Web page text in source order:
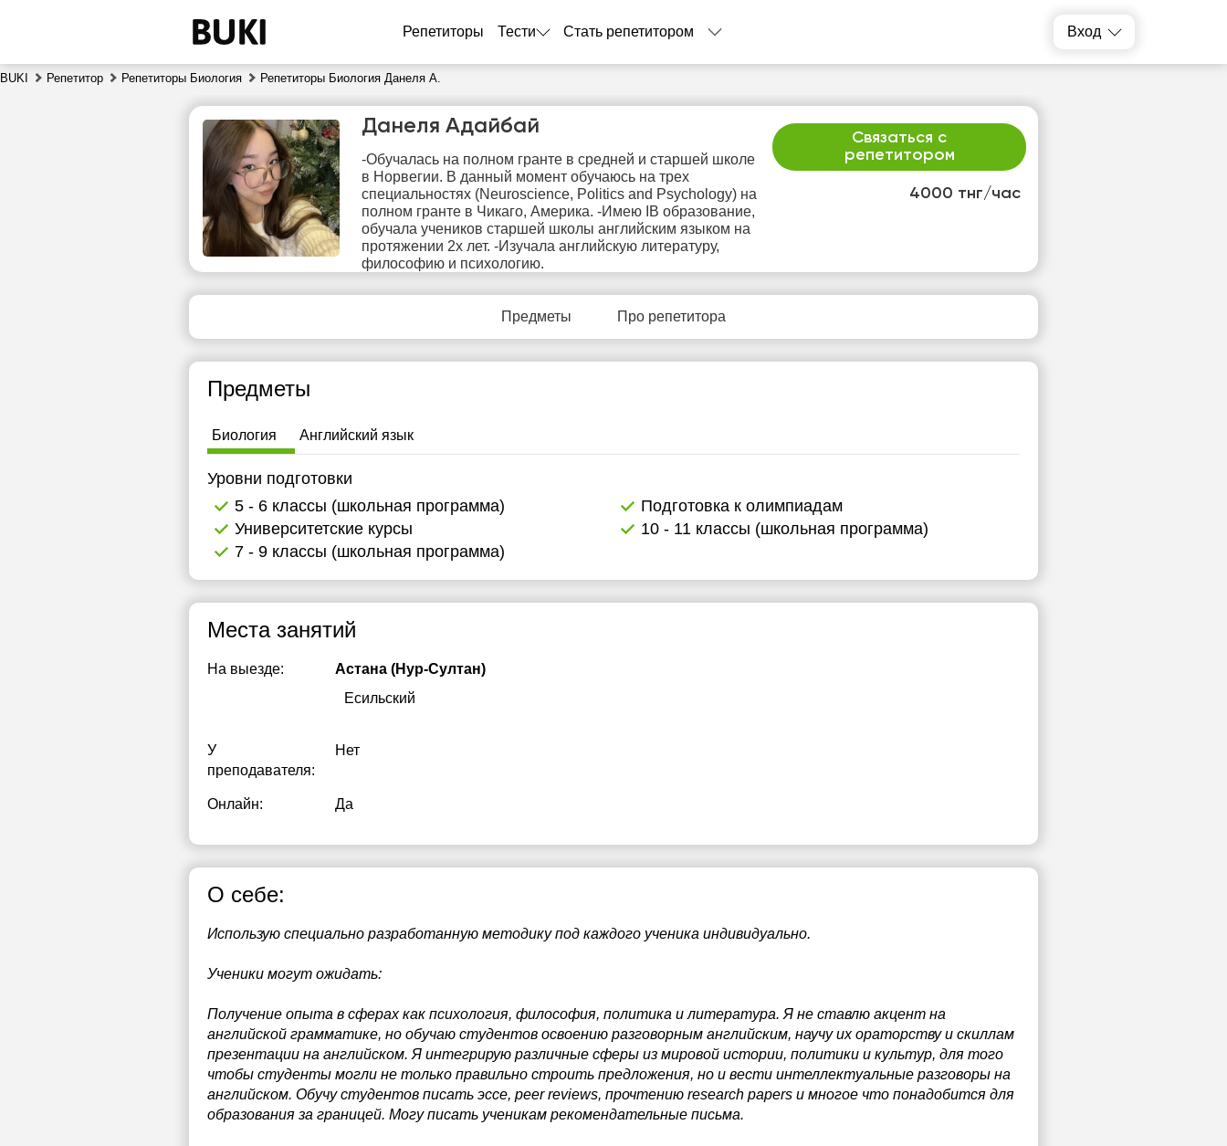
Репетиторы Тести Стать репетитором Вход
BUKI Репетитор Репетиторы Биология Репетиторы Биология Данеля А.
4000 тнг/час
Связаться с
репетитором
Данеля Адайбай
-Обучалась на полном гранте в средней и старшей школе
в Норвегии. В данный момент обучаюсь на трех
специальностях (Neuroscience, Politics and Psychology) на
полном гранте в Чикаго, Америка. -Имею IB образование,
обучала учеников старшей школы английским языком на
протяжении 2х лет. -Изучала английскую литературу,
философию и психологию.
Предметы Про репетитора
Предметы
Биология Английский язык
Уровни подготовки
5 - 6 классы (школьная программа)
Подготовка к олимпиадам
Университетские курсы
10 - 11 классы (школьная программа)
7 - 9 классы (школьная программа)
Места занятий
На выезде:
Астана (Нур-Султан)
Есильский
У
преподавателя:
Нет
Онлайн: Да
О себе:
Использую специально разработанную методику под каждого ученика индивидуально.
Ученики могут ожидать:
Получение опыта в сферах как психология, философия, политика и литература. Я не ставлю акцент на
английской грамматике, но обучаю студентов освоению разговорным английским, научу их ораторству и скиллам
презентации на английском. Я интегрирую различные сферы из мировой истории, политики и культур, для того
чтобы студенты могли не только правильно строить предложения, но и вести интеллектуальные разговоры на
английском. Обучу студентов писать эссе, peer reviews, прочтению research papers и многое что понадобится для
образования за границей. Могу писать ученикам рекомендательные письма.
пт
7
сб
8
вс
9
пн
10
вт
11
12
13
17:30
18:00
18:30
свободных
11:00
11:30
Нет
свободных
Нет
свободных
свободных
свободных